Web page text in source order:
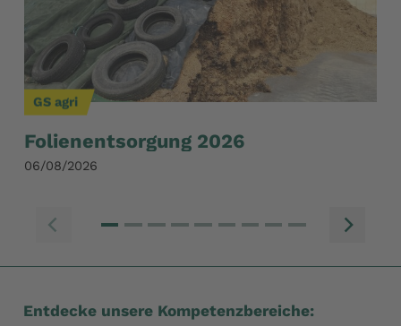
GS agri
Folienentsorgung 2026
06/08/2026
Zum vorherigen
Entdecke unsere Kompetenzbereiche: